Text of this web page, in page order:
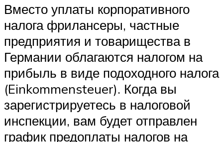
Вместо уплаты корпоративного
налога фрилансеры, частные
предприятия и товарищества в
Германии облагаются налогом на
прибыль в виде подоходного налога
(Einkommensteuer). Когда вы
зарегистрируетесь в налоговой
инспекции, вам будет отправлен
график предоплаты налогов на